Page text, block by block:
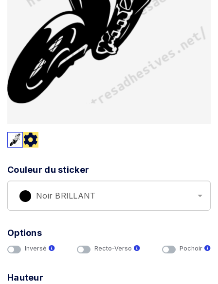
Couleur du sticker
Noir BRILLANT
Options
Inversé Recto-Verso Pochoir
Hauteur